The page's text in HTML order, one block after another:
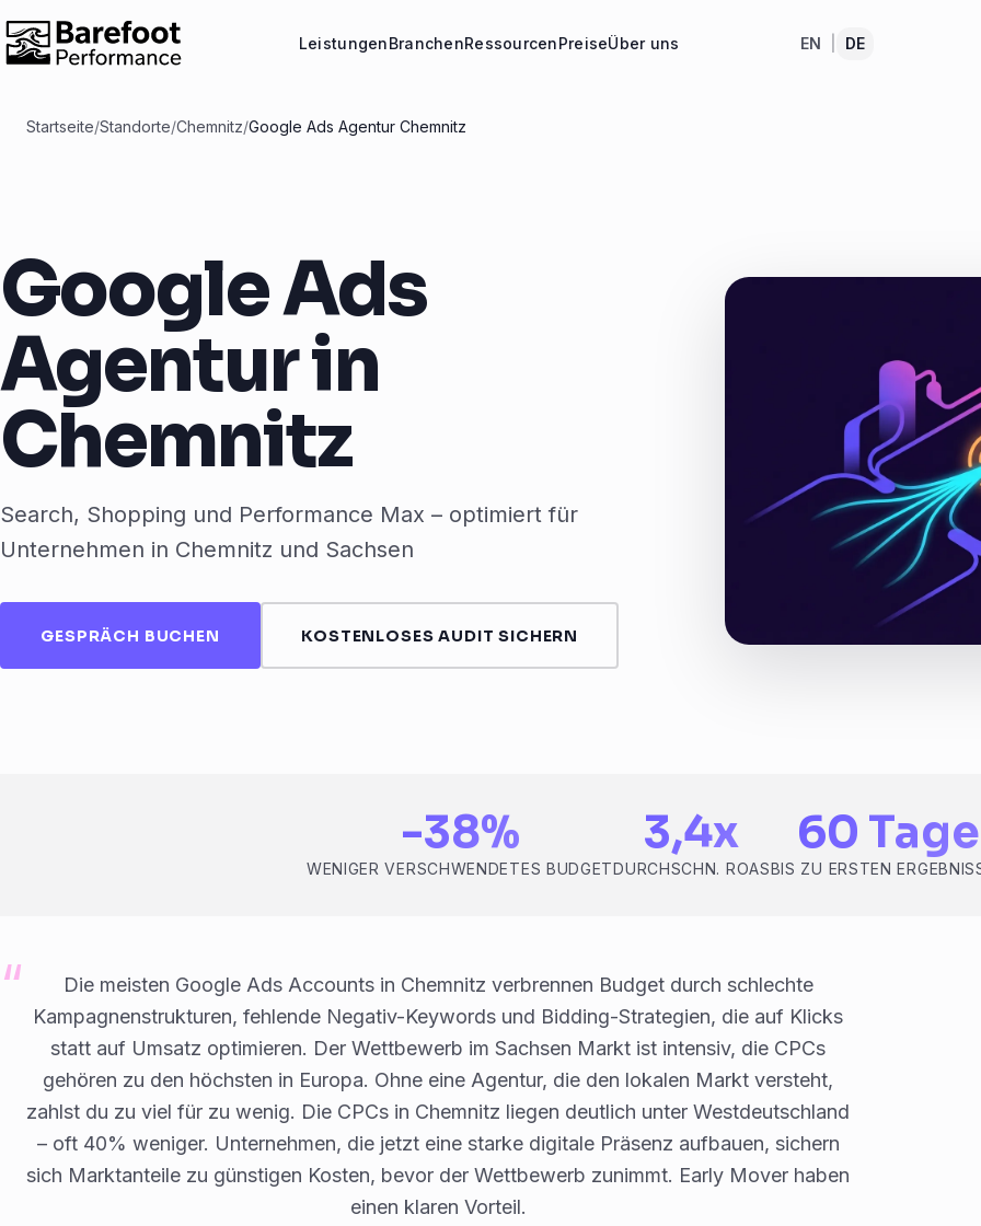
LeistungenBranchenRessourcenPreiseÜber uns EN DE
Startseite/Standorte/Chemnitz/Google Ads Agentur Chemnitz
Google Ads
Agentur in
Chemnitz
Search, Shopping und Performance Max – optimiert für
Unternehmen in Chemnitz und Sachsen
GESPRÄCH BUCHEN KOSTENLOSES AUDIT SICHERN
-38%
WENIGER VERSCHWENDETES BUDGET
3,4x
DURCHSCHN. ROAS
60 Tage
BIS ZU ERSTEN
Die meisten Google Ads Accounts in Chemnitz verbrennen Budget durch schlechte
Kampagnenstrukturen, fehlende Negativ-Keywords und Bidding-Strategien, die auf Klicks
statt auf Umsatz optimieren. Der Wettbewerb im Sachsen Markt ist intensiv, die CPCs
gehören zu den höchsten in Europa. Ohne eine Agentur, die den lokalen Markt versteht,
zahlst du zu viel für zu wenig. Die CPCs in Chemnitz liegen deutlich unter Westdeutschland
– oft 40% weniger. Unternehmen, die jetzt eine starke digitale Präsenz aufbauen, sichern
sich Marktanteile zu günstigen Kosten, bevor der Wettbewerb zunimmt. Early Mover haben
einen klaren Vorteil.